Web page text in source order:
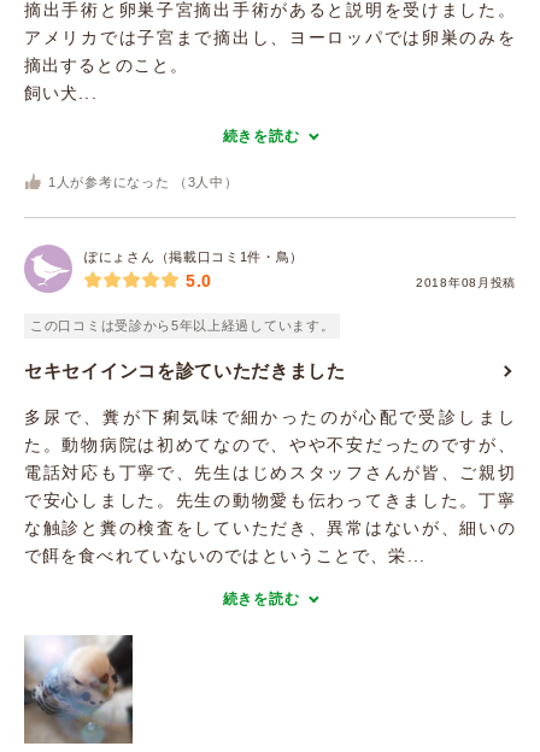
摘出手術と卵巣子宮摘出手術があると説明を受けました。
アメリカでは子宮まで摘出し、ヨーロッパでは卵巣のみを
摘出するとのこと。
飼い犬...
続きを読む
1 人が参考になった （ 3 人中）
ぽにょさん（掲載口コミ1件・鳥）
2018年08月投稿
5.0
この口コミは受診から5年以上経過しています。
セキセイインコを診ていただきました
多尿で、糞が下痢気味で細かったのが心配で受診しまし
た。動物病院は初めてなので、やや不安だったのですが、
電話対応も丁寧で、先生はじめスタッフさんが皆、ご親切
で安心しました。先生の動物愛も伝わってきました。丁寧
な触診と糞の検査をしていただき、異常はないが、細いの
で餌を食べれていないのではということで、栄...
続きを読む